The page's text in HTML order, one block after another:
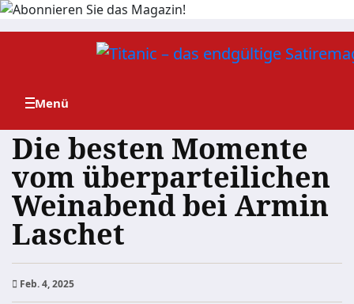
Zum
Die besten Momente
vom überparteilichen
Weinabend bei Armin
Laschet
Feb. 4, 2025